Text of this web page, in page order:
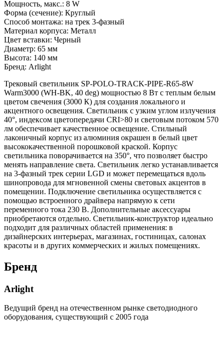
Мощность, макс.: 8 W
Форма (сечение): Круглый
Способ монтажа: на трек 3-фазный
Материал корпуса: Металл
Цвет вставки: Черный
Диаметр: 65 мм
Высота: 140 мм
Бренд: Arlight
Трековый светильник SP-POLO-TRACK-PIPE-R65-8W
Warm3000 (WH-BK, 40 deg) мощностью 8 Вт с теплым белым
цветом свечения (3000 К) для создания локального и
акцентного освещения. Светильник с узким углом излучения
40°, индексом цветопередачи CRI>80 и световым потоком 570
лм обеспечивает качественное освещение. Стильный
лаконичный корпус из алюминия окрашен в белый цвет
высококачественной порошковой краской. Корпус
светильника поворачивается на 350°, что позволяет быстро
менять направление света. Светильник легко устанавливается
на 3-фазный трек серии LGD и может перемещаться вдоль
шинопровода для мгновенной смены световых акцентов в
помещении. Подключение светильника осуществляется с
помощью встроенного драйвера напрямую к сети
переменного тока 230 В. Дополнительные аксессуары
приобретаются отдельно. Светильник-конструктор идеально
подходит для различных областей применения: в
дизайнерских интерьерах, магазинах, гостиницах, салонах
красоты и в других коммерческих и жилых помещениях.
Бренд
Arlight
Ведущий бренд на отечественном рынке светодиодного
оборудования, существующий с 2005 года